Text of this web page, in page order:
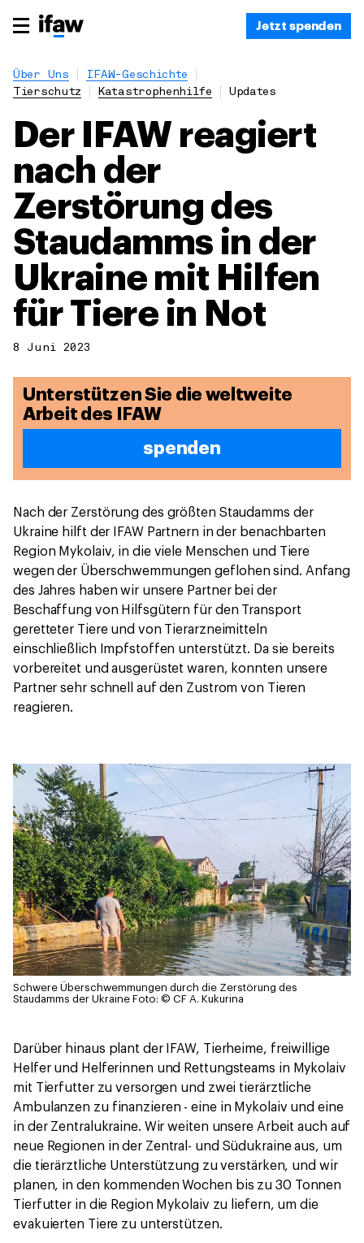
Jetzt spenden
Über Uns
IFAW-Geschichte
Tierschutz
Katastrophenhilfe Updates
Der IFAW reagiert
nach der
Zerstörung des
Staudamms in der
Ukraine mit Hilfen
für Tiere in Not
8 Juni 2023
Unterstützen Sie die weltweite
Arbeit des IFAW
spenden
Nach der Zerstörung des größten Staudamms der
Ukraine hilft der IFAW Partnern in der benachbarten
Region Mykolaiv, in die viele Menschen und Tiere
wegen der Überschwemmungen geflohen sind. Anfang
des Jahres haben wir unsere Partner bei der
Beschaffung von Hilfsgütern für den Transport
geretteter Tiere und von Tierarzneimitteln
einschließlich Impfstoffen unterstützt. Da sie bereits
vorbereitet und ausgerüstet waren, konnten unsere
Partner sehr schnell auf den Zustrom von Tieren
reagieren.
Schwere Überschwemmungen durch die Zerstörung des
Staudamms der Ukraine Foto: © CF A. Kukurina
Darüber hinaus plant der IFAW, Tierheime, freiwillige
Helfer und Helferinnen und Rettungsteams in Mykolaiv
mit Tierfutter zu versorgen und zwei tierärztliche
Ambulanzen zu finanzieren - eine in Mykolaiv und eine
in der Zentralukraine. Wir weiten unsere Arbeit auch auf
neue Regionen in der Zentral- und Südukraine aus, um
die tierärztliche Unterstützung zu verstärken, und wir
planen, in den kommenden Wochen bis zu 30 Tonnen
Tierfutter in die Region Mykolaiv zu liefern, um die
evakuierten Tiere zu unterstützen.